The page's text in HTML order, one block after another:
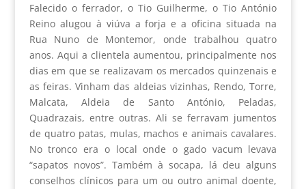
Falecido o ferrador, o Tio Guilherme, o Tio António
Reino alugou à viúva a forja e a oficina situada na
Rua Nuno de Montemor, onde trabalhou quatro
anos. Aqui a clientela aumentou, principalmente nos
dias em que se realizavam os mercados quinzenais e
as feiras. Vinham das aldeias vizinhas, Rendo, Torre,
Malcata, Aldeia de Santo António, Peladas,
Quadrazais, entre outras. Ali se ferravam jumentos
de quatro patas, mulas, machos e animais cavalares.
No tronco era o local onde o gado vacum levava
“sapatos novos”. Também à socapa, lá deu alguns
conselhos clínicos para um ou outro animal doente,